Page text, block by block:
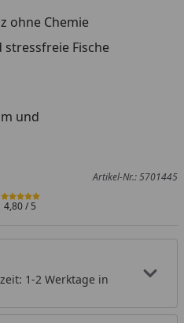
ohne Chemie
Fische
und
Artikel-Nr.: 5701445
4,80/ 5
1-2 Werktage in